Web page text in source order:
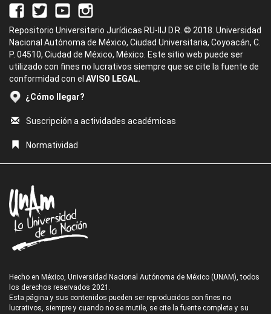
Repositorio Universitario Jurídicas RU-IIJ D.R. © 2018. Universidad
Nacional Autónoma de México, Ciudad Universitaria, Coyoacán, C.
P. 04510, Ciudad de México, México. Este sitio web puede ser
utilizado con fines no lucrativos siempre que se cite la fuente de
conformidad con el AVISO LEGAL.
¿Cómo llegar?
Suscripción a actividades académicas
Normatividad
Hecho en México, Universidad Nacional Autónoma de México (UNAM), todos
los derechos reservados 2021.
Esta página y sus contenidos pueden ser reproducidos con fines no
lucrativos, siempre y cuando no se mutile, se cite la fuente completa y su